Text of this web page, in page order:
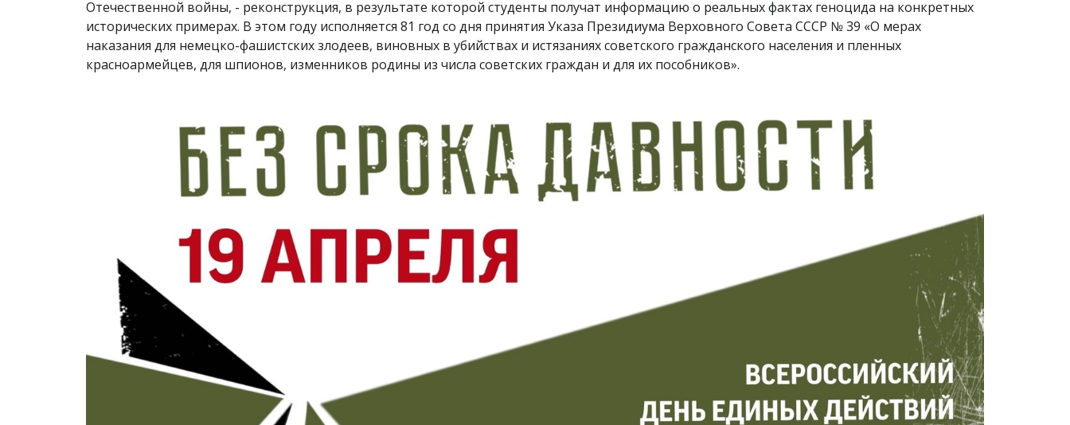
Отечественной войны, - реконструкция, в результате которой студенты получат информацию о реальных фактах геноцида на конкретных
исторических примерах. В этом году исполняется 81 год со дня принятия Указа Президиума Верховного Совета СССР № 39 «О мерах
наказания для немецко-фашистских злодеев, виновных в убийствах и истязаниях советского гражданского населения и пленных
красноармейцев, для шпионов, изменников родины из числа советских граждан и для их пособников».